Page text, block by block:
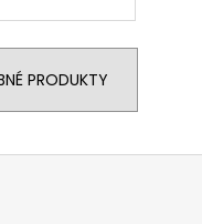
PRODUKTY